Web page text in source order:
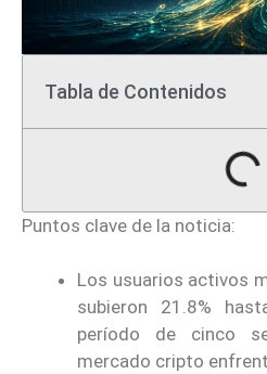
Tabla de Contenidos
Puntos clave de la noticia:
Los usuarios activos
subieron 21.8%
período de cinco
mercado cripto